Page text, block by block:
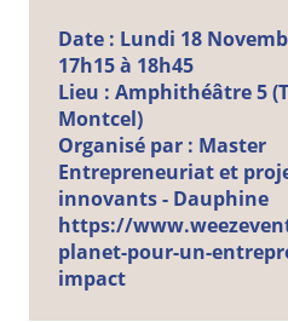
Date : Lundi 18
17h15 à 18h45
Lieu : Amphithéâtre 5
Montcel)
Organisé par : Master
Entrepreneuriat et
innovants - Dauphine
https://
planet-pour-un-
impact